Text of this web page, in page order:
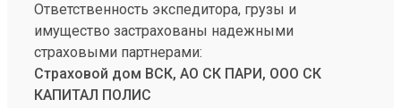
Ответственность экспедитора, грузы и
имущество застрахованы надежными
страховыми партнерами:
Страховой дом ВСК, АО СК ПАРИ, ООО СК
КАПИТАЛ ПОЛИС